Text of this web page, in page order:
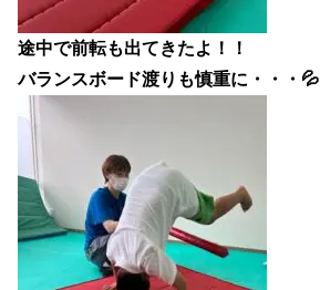
途中で前転も出てきたよ！！
バランスボード渡りも慎重に・・・💦